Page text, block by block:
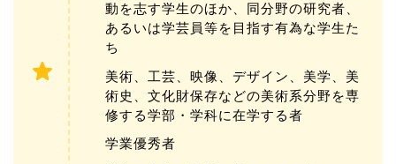
動を志す学生のほか、同分野の研究者、
あるいは学芸員等を目指す有為な学生た
ち
美術、工芸、映像、デザイン、美学、美
術史、文化財保存などの美術系分野を専
修する学部・学科に在学する者
学業優秀者